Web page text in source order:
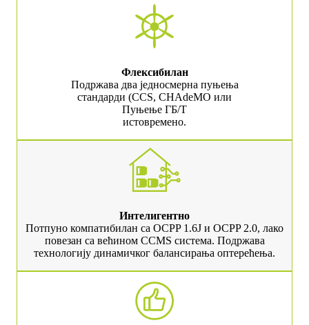
Флексибилан
Подржава два једносмерна пуњења
стандарди (CCS, CHAdeMO или
Пуњење ГБ/Т
истовремено.
Интелигентно
Потпуно компатибилан са OCPP 1.6J и OCPP 2.0, лако
повезан са већином CCMS система. Подржава
технологију динамичког балансирања оптерећења.